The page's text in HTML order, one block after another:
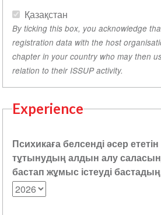
Қазақстан
By ticking this box, you acknowledge
registration data with the host
chapter in your country who may then
relation to their ISSUP activity.
Experience
Психикаға белсенді әсер
тұтынудың алдын алу
бастап жұмыс істеуді